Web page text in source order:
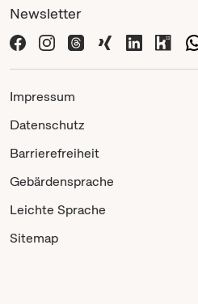
Newsletter
Impressum
Datenschutz
Barrierefreiheit
Gebärdensprache
Leichte Sprache
Sitemap